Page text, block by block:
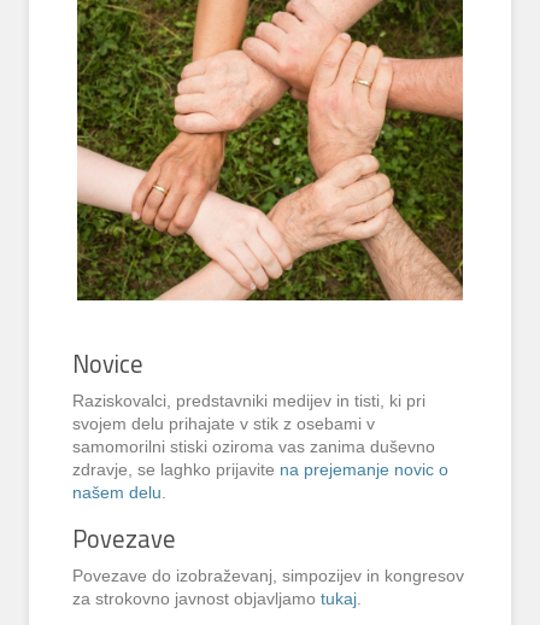
Novice
Raziskovalci, predstavniki medijev in tisti, ki pri
svojem delu prihajate v stik z osebami v
samomorilni stiski oziroma vas zanima duševno
zdravje, se laghko prijavite na prejemanje novic o
našem delu.
Povezave
Povezave do izobraževanj, simpozijev in kongresov
za strokovno javnost objavljamotukaj.